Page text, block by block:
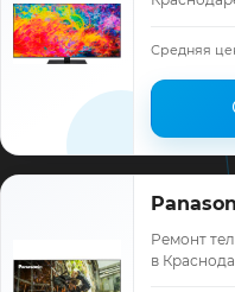
ремонта,
Средняя
Ремонт
в